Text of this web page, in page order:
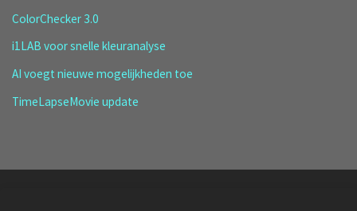
ColorChecker 3.0
i1LAB voor snelle kleuranalyse
AI voegt nieuwe mogelijkheden toe
TimeLapseMovie update